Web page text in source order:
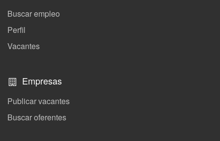
Buscar empleo
Perfil
Vacantes
Empresas
Publicar vacantes
Buscar oferentes